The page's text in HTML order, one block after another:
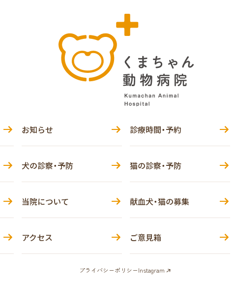
お知らせ 診療時間・予約
犬の診察・予防 猫の診察・予防
当院について 献血犬・猫の募集
アクセス ご意見箱
プライバシーポリシーInstagram